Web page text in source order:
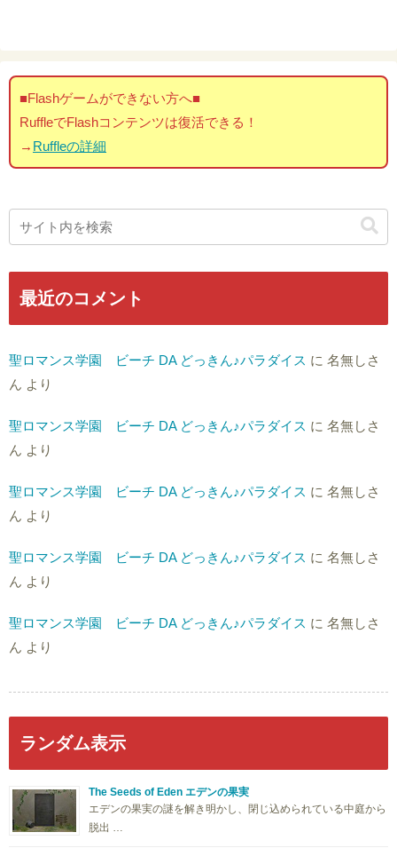
■Flashゲームができない方へ■
RuffleでFlashコンテンツは復活できる！
→ Ruffleの詳細
最近のコメント
聖ロマンス学園 ビーチ DA どっきん♪パラダイス に 名無しさ
ん より
聖ロマンス学園 ビーチ DA どっきん♪パラダイス に 名無しさ
ん より
聖ロマンス学園 ビーチ DA どっきん♪パラダイス に 名無しさ
ん より
聖ロマンス学園 ビーチ DA どっきん♪パラダイス に 名無しさ
ん より
聖ロマンス学園 ビーチ DA どっきん♪パラダイス に 名無しさ
ん より
ランダム表示
The Seeds of Eden エデンの果実
エデンの果実の謎を解き明かし、閉じ込められている中庭から
脱出 …